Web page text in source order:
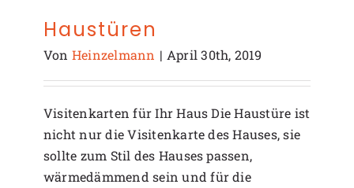
Haustüren
Von Heinzelmann | April 30th, 2019
Visitenkarten für Ihr Haus Die Haustüre ist
nicht nur die Visitenkarte des Hauses, sie
sollte zum Stil des Hauses passen,
wärmedämmend sein und für die